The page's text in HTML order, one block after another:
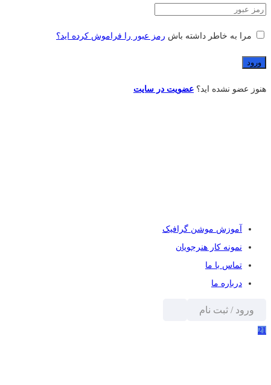
مرا به خاطر داشته باش رمز عبور را فراموش کرده اید؟
هنوز عضو نشده اید؟ عضویت در سایت
آموزش موشن گرافیک
نمونه کار هنرجویان
تماس با ما
درباره ما
ورود / ثبت نام
21